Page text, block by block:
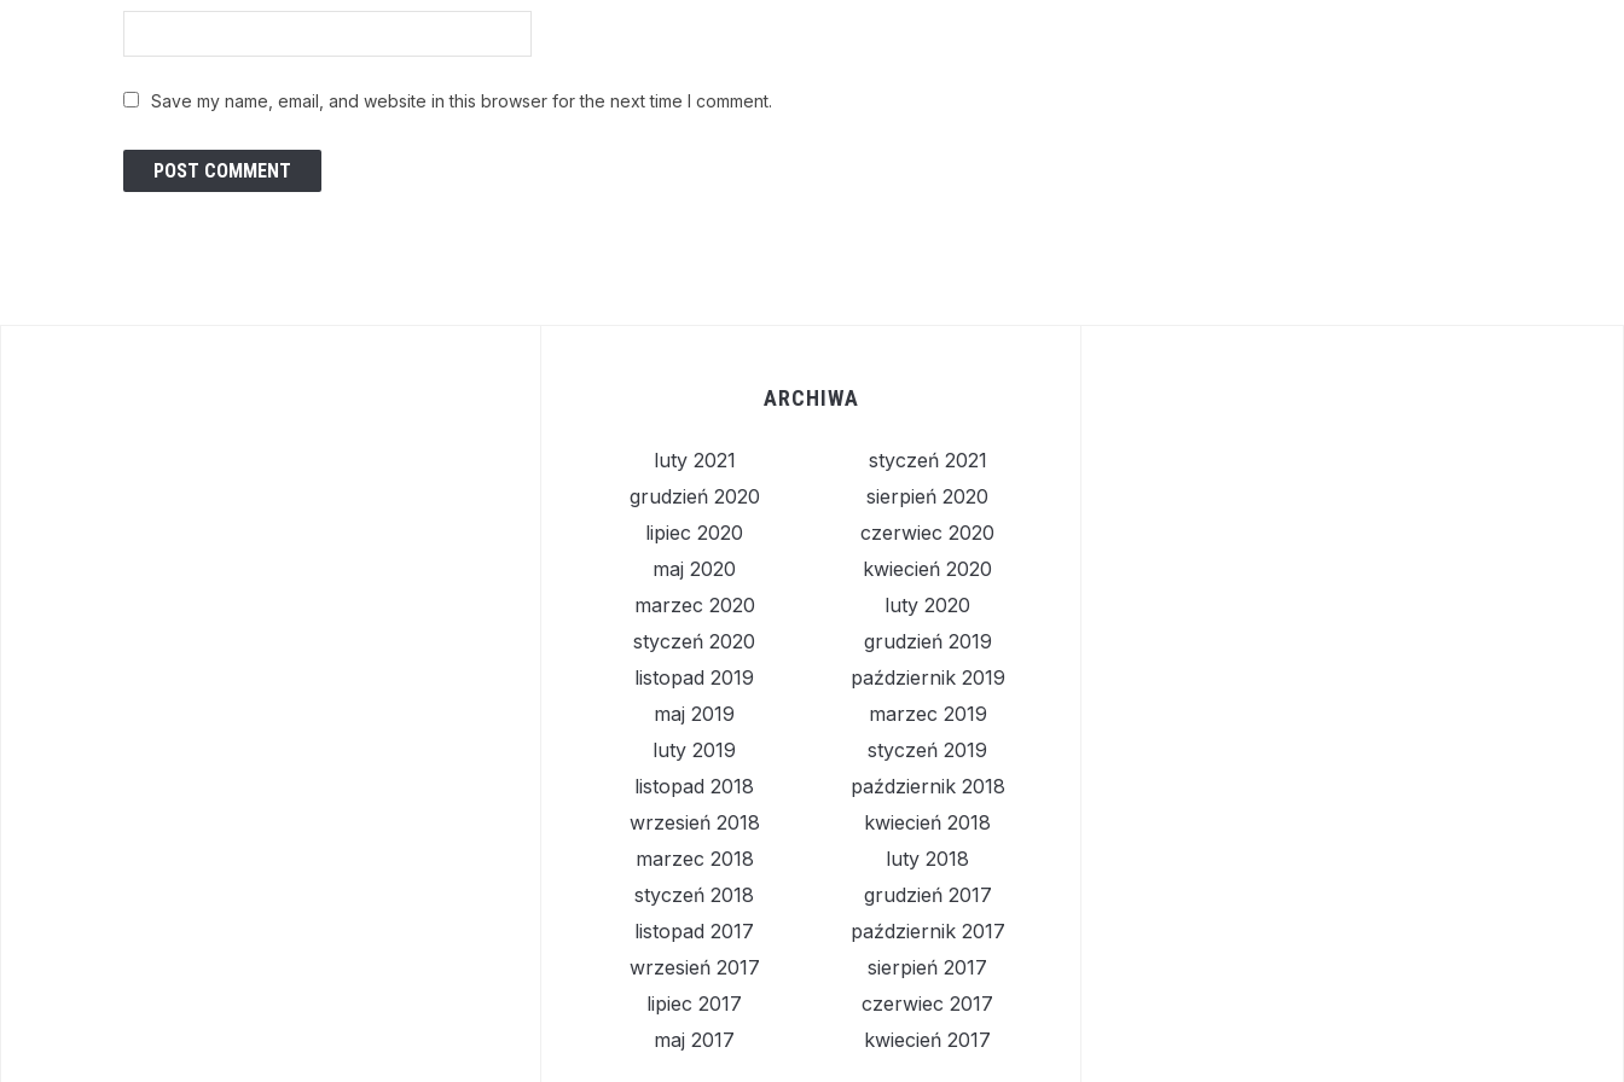
Save my name, email, and website in this browser for the next time I comment.
ARCHIWA
luty 2021
styczeń 2021
grudzień 2020
sierpień 2020
lipiec 2020
czerwiec 2020
maj 2020
kwiecień 2020
marzec 2020
luty 2020
styczeń 2020
grudzień 2019
listopad 2019
październik 2019
maj 2019
marzec 2019
luty 2019
styczeń 2019
listopad 2018
październik 2018
wrzesień 2018
kwiecień 2018
marzec 2018
luty 2018
styczeń 2018
grudzień 2017
listopad 2017
październik 2017
wrzesień 2017
sierpień 2017
lipiec 2017
czerwiec 2017
maj 2017
kwiecień 2017